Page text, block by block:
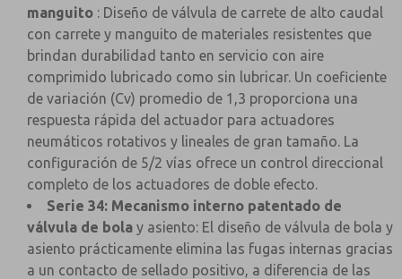
manguito : Diseño de válvula de carrete de alto caudal
con carrete y manguito de materiales resistentes que
brindan durabilidad tanto en servicio con aire
comprimido lubricado como sin lubricar. Un coeficiente
de variación (Cv) promedio de 1,3 proporciona una
respuesta rápida del actuador para actuadores
neumáticos rotativos y lineales de gran tamaño. La
configuración de 5/2 vías ofrece un control direccional
completo de los actuadores de doble efecto.
Serie 34: Mecanismo interno patentado de
válvula de bola y asiento: El diseño de válvula de bola y
asiento prácticamente elimina las fugas internas gracias
a un contacto de sellado positivo, a diferencia de las